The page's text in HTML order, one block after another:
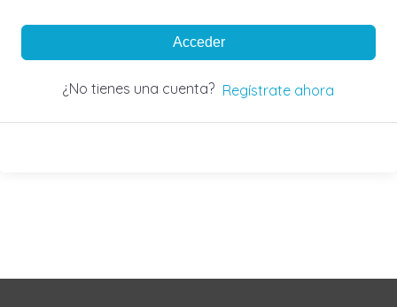
Acceder
¿No tienes una cuenta? Regístrate ahora